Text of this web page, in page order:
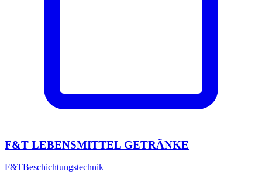
F&T LEBENSMITTEL GETRÄNKE
F&TBeschichtungstechnik